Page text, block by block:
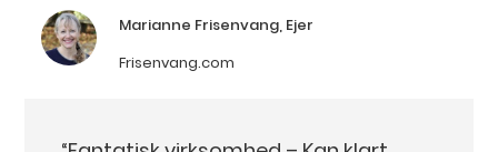
Marianne Frisenvang, Ejer
Frisenvang.com